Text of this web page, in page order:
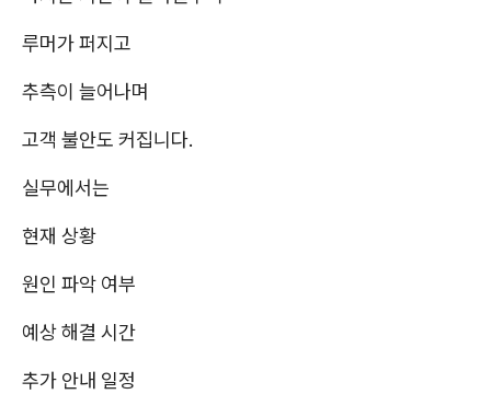
루머가 퍼지고
추측이 늘어나며
고객 불안도 커집니다.
실무에서는
현재 상황
원인 파악 여부
예상 해결 시간
추가 안내 일정